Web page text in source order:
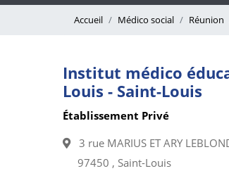
Accueil Médico social Réunion
Institut médico
Louis - Saint-Louis
Établissement Privé
3 rue MARIUS ET ARY
97450 , Saint-Louis